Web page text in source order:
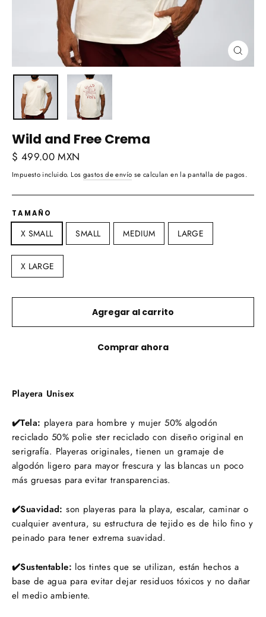
(esc)
Wild and Free Crema
Precio
habitual
$ 499.00 MXN
Impuesto incluido. Los gastos de envío se calculan en la pantalla de pagos.
TAMAÑO
X SMALL SMALL MEDIUM LARGE
X LARGE
Agregar al carrito
Comprar ahora
Playera Unisex
✔️Tela: playera para hombre y mujer 50% algodón
reciclado 50% polie ster reciclado con diseño original en
serigrafía. Playeras originales, tienen un gramaje de
algodón ligero para mayor frescura y las blancas un poco
más gruesas para evitar transparencias.
✔️Suavidad: son playeras para la playa, escalar, caminar o
cualquier aventura, su estructura de tejido es de hilo fino y
peinado para tener extrema suavidad.
✔️Sustentable: los tintes que se utilizan, están hechos a
base de agua para evitar dejar residuos tóxicos y no dañar
el medio ambiente.